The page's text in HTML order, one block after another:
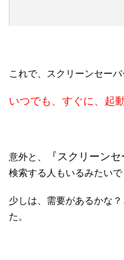
これで、スクリーンセーバ
いつでも、すぐに、起
意外と、 『スクリーン
検索する人もいるみたいで
少しは、需要があるかな
た。